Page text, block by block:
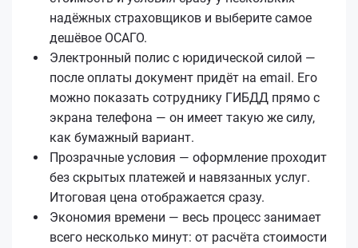
надёжных страховщиков и выберите самое
дешёвое ОСАГО.
Электронный полис с юридической силой —
после оплаты документ придёт на email. Его
можно показать сотруднику ГИБДД прямо с
экрана телефона — он имеет такую же силу,
как бумажный вариант.
Прозрачные условия — оформление проходит
без скрытых платежей и навязанных услуг.
Итоговая цена отображается сразу.
Экономия времени — весь процесс занимает
всего несколько минут: от расчёта стоимости